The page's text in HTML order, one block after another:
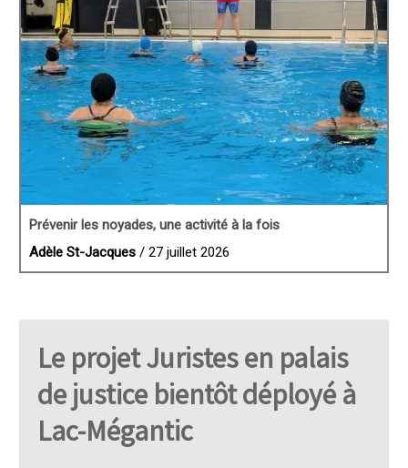
Prévenir les noyades, une activité à la fois
Adèle St-Jacques / 27 juillet 2026
Le projet Juristes en palais
de justice bientôt déployé à
Lac-Mégantic